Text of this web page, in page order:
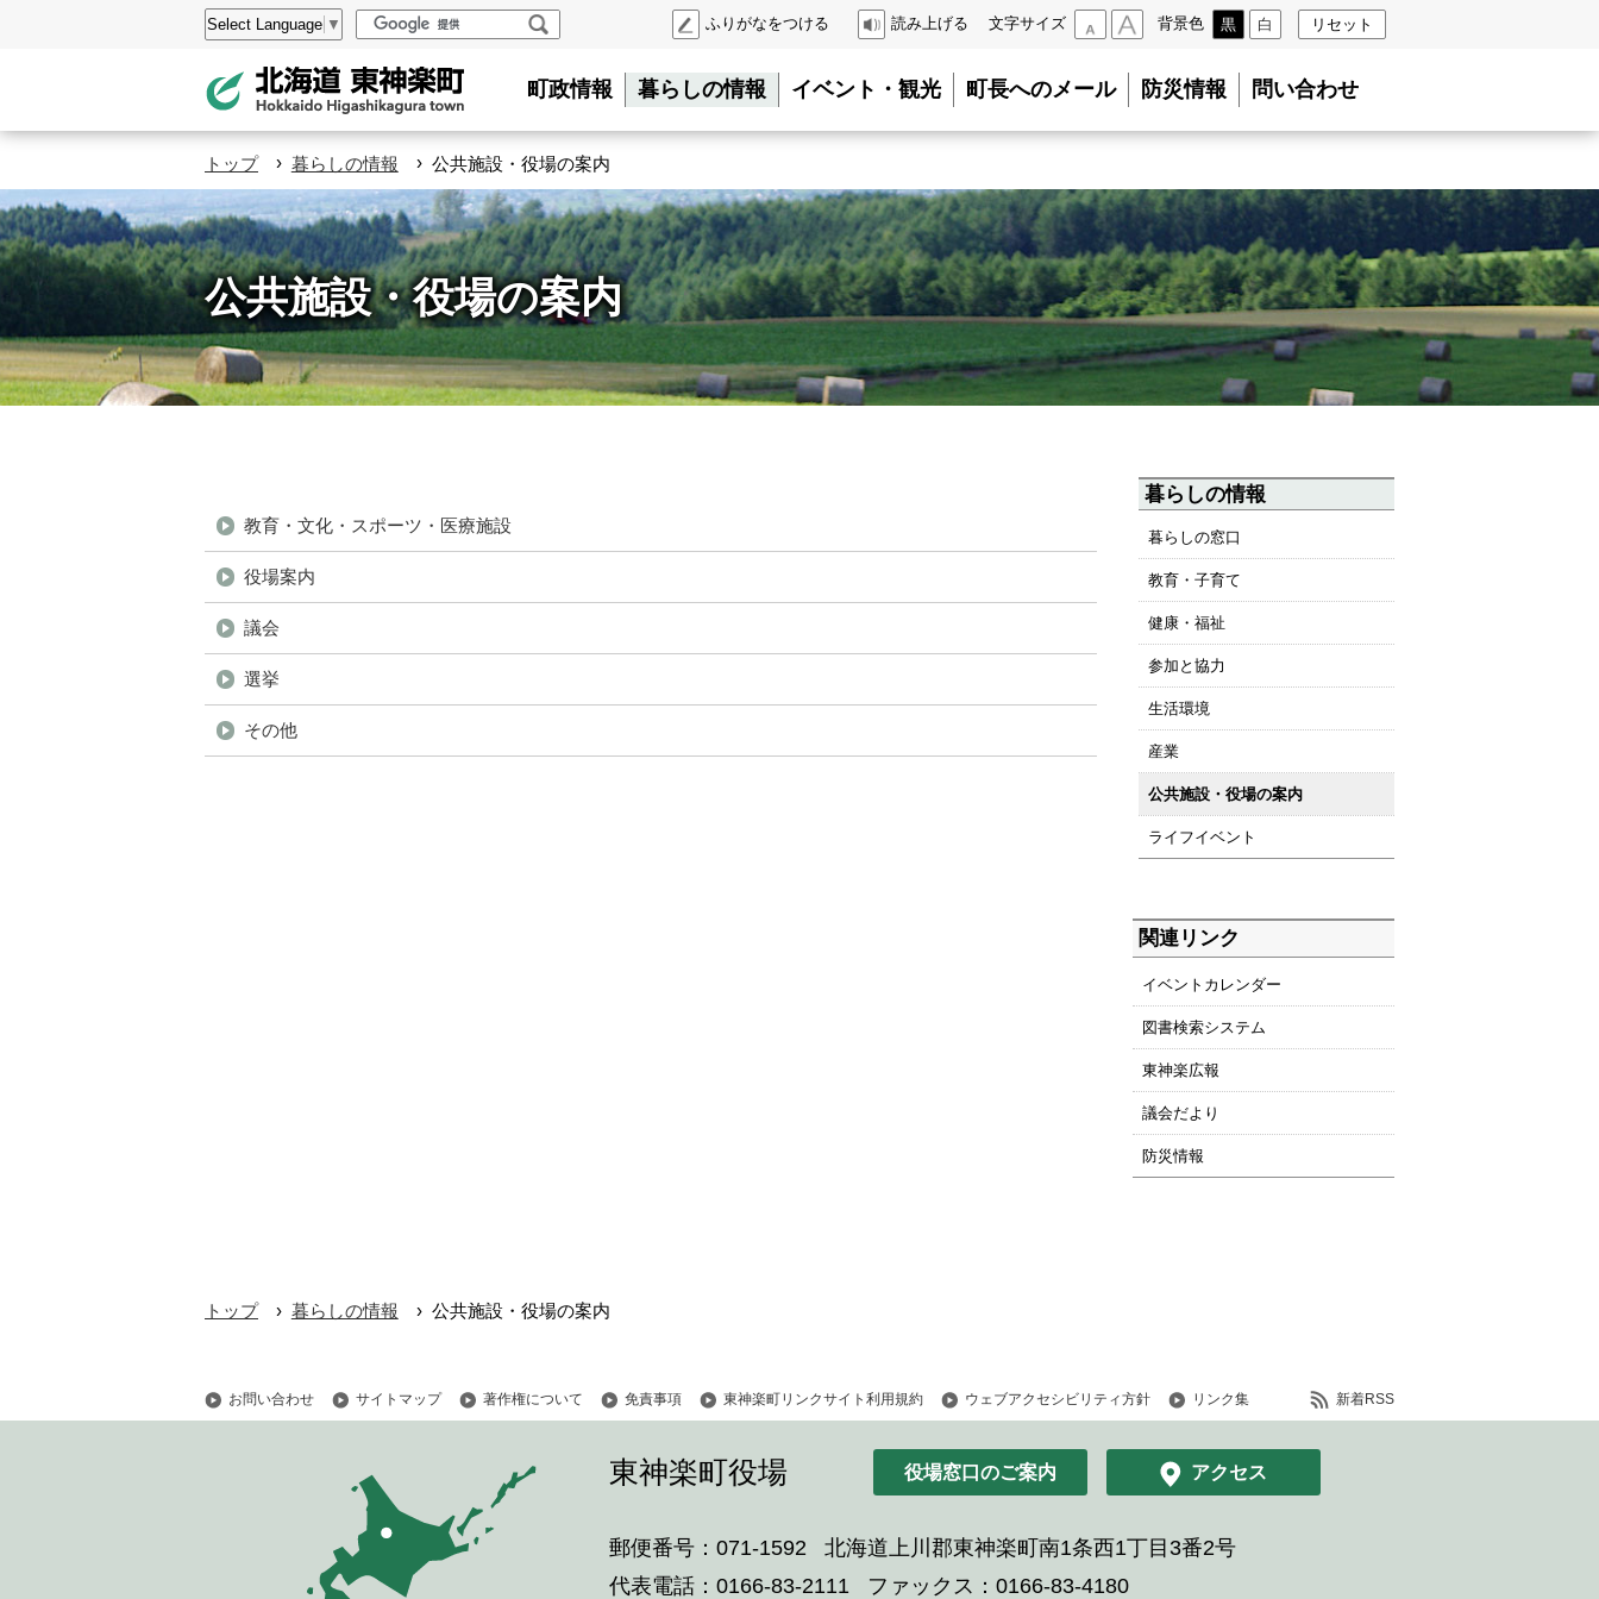
ュ
ー
へ
設
Select Language ▼
索
ふりがなをつける 読み上げる
文字サイズ
背景色 黒 白 リセット
町政情報 暮らしの情報 イベント・観光 町長へのメール 防災情報 問い合わせ
トップ › 暮らしの情報 › 公共施設・役場の案内
公共施設・役場の案内
教育・文化・スポーツ・医療施設
役場案内
議会
選挙
その他
ー
ジ
の
プ
暮らしの情報
暮らしの窓口
教育・子育て
健康・福祉
参加と協力
生活環境
産業
公共施設・役場の案内
ライフイベント
関連リンク
イベントカレンダー
図書検索システム
東神楽広報
議会だより
防災情報
トップ › 暮らしの情報 › 公共施設・役場の案内
お問い合わせ サイトマップ 著作権について 免責事項 東神楽町リンクサイト利用規約 ウェブアクセシビリティ方針 リンク集 新着RSS
東神楽町役場 役場窓口のご案内 アクセス
郵便番号：071-1592
北海道上川郡東神楽町南1条西1丁目3番2号
代表電話：0166-83-2111
ファックス：0166-83-4180